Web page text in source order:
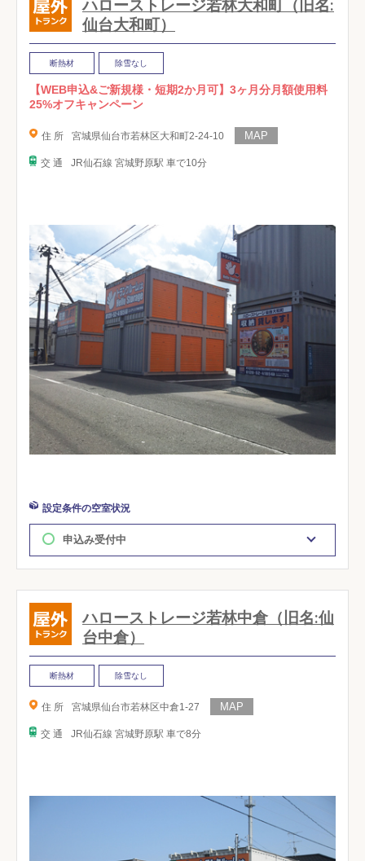
ハローストレージ若林大和町（旧名:
仙台大和町）
断熱材 除雪なし
【WEB申込&ご新規様・短期2か月可】3ヶ月分月額使用料
25%オフキャンペーン
住 所 宮城県仙台市若林区大和町2-24-10
交 通 JR仙石線 宮城野原駅 車で10分
設定条件の空室状況
申込み受付中
ハローストレージ若林中倉（旧名:仙
台中倉）
断熱材 除雪なし
住 所 宮城県仙台市若林区中倉1-27
交 通 JR仙石線 宮城野原駅 車で8分